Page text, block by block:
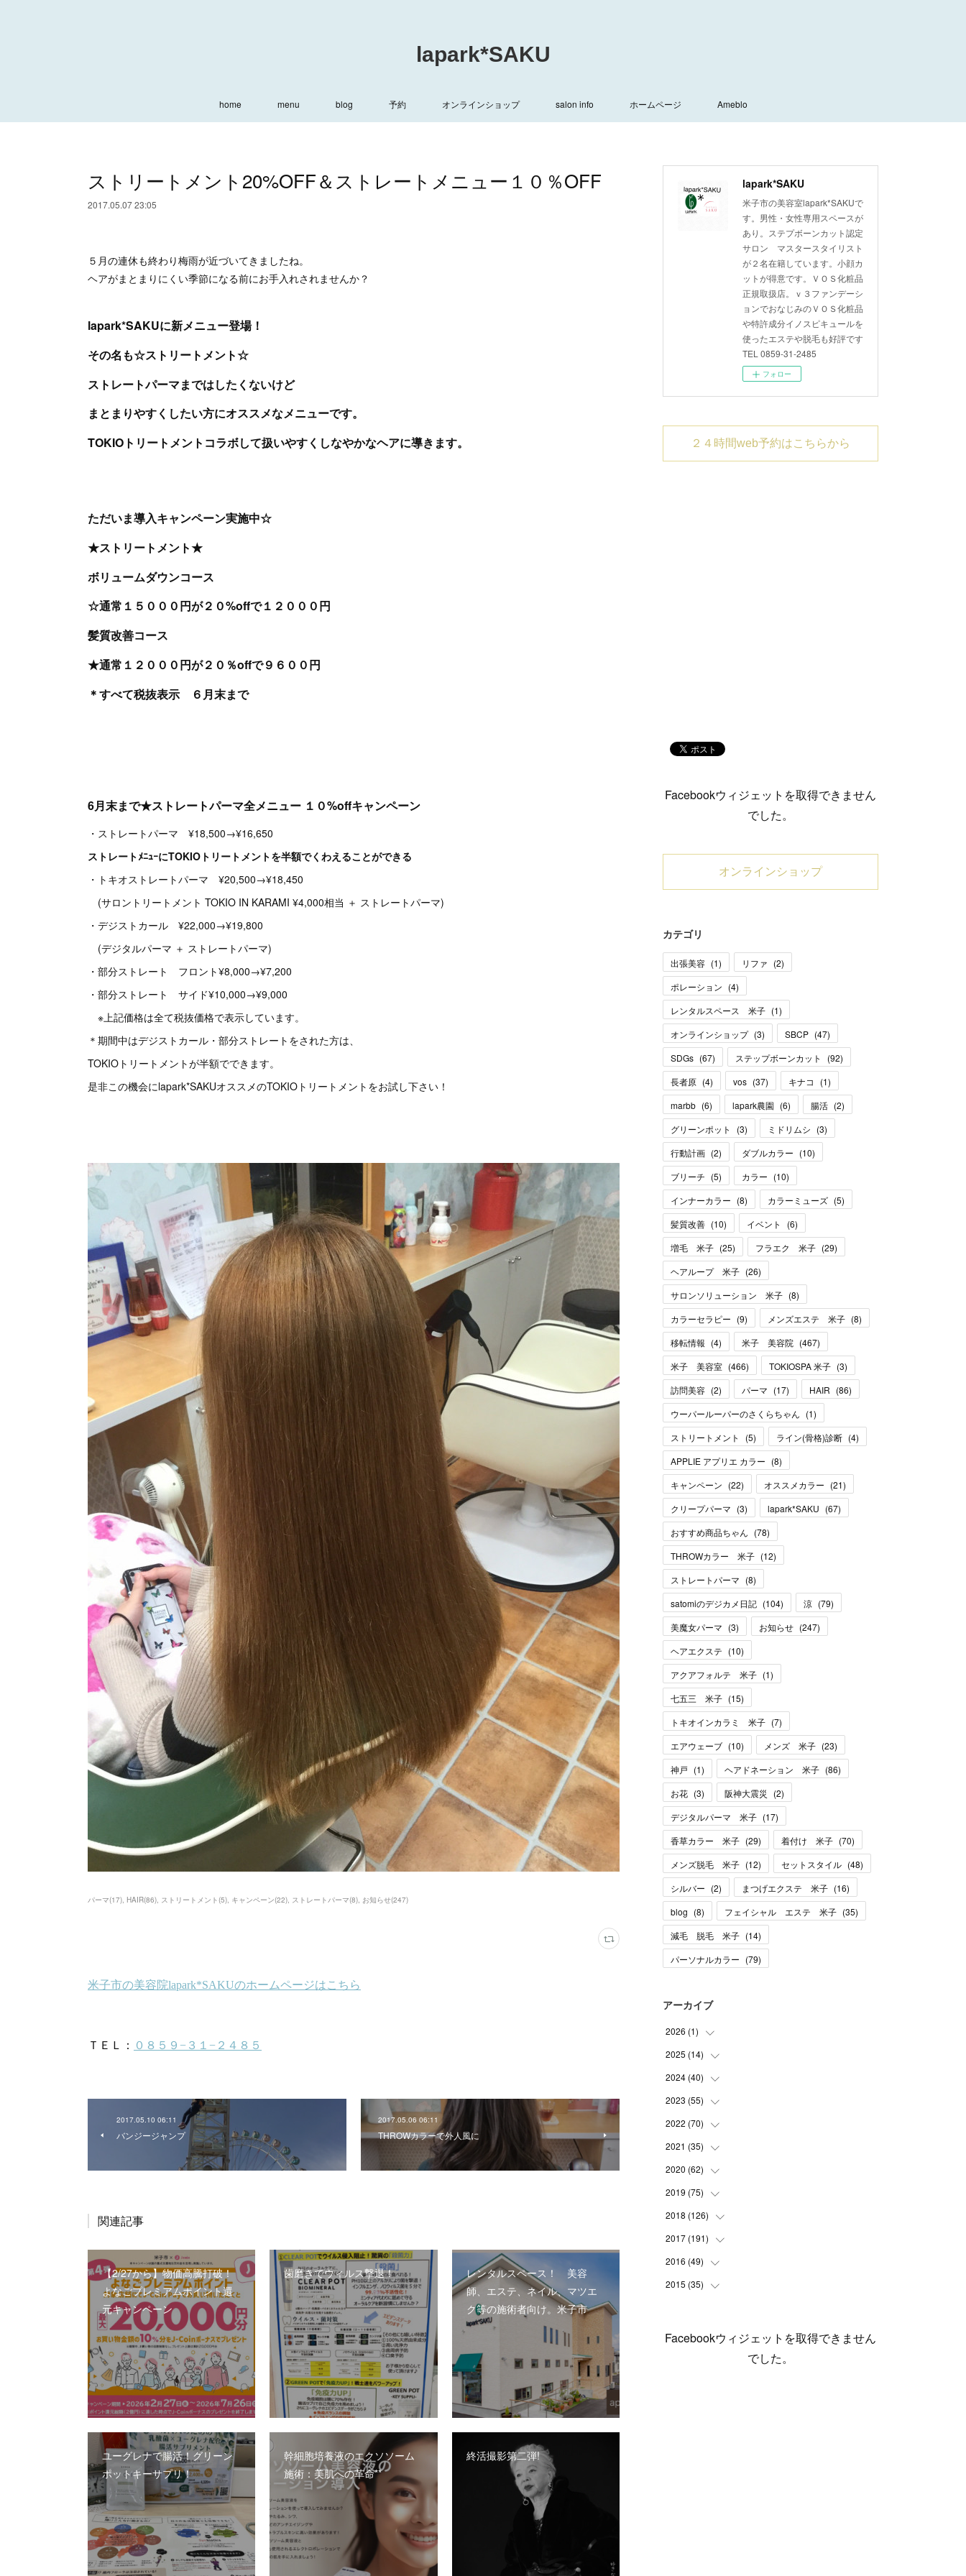
lapark*SAKU
home menu blog 予約 オンラインショップ salon info ホームページ Ameblo
ストリートメント20%OFF＆ストレートメニュー１０％OFF
2017.05.07 23:05
５月の連休も終わり梅雨が近づいてきましたね。
ヘアがまとまりにくい季節になる前にお手入れされませんか？
lapark*SAKUに新メニュー登場！
その名も☆ストリートメント☆
ストレートパーマまではしたくないけど
まとまりやすくしたい方にオススメなメニューです。
TOKIOトリートメントコラボして扱いやすくしなやかなヘアに導きます。
ただいま導入キャンペーン実施中☆
★ストリートメント★
ボリュームダウンコース
☆通常１５０００円が２０%offで１２０００円
髪質改善コース
★通常１２０００円が２０％offで９６００円
＊すべて税抜表示 ６月末まで
6月末まで★ストレートパーマ全メニュー １０%offキャンペーン
・ストレートパーマ ¥18,500→¥16,650
ストレートﾒﾆｭｰにTOKIOトリートメントを半額でくわえることができる
・トキオストレートパーマ ¥20,500→¥18,450
(サロントリートメント TOKIO IN KARAMI ¥4,000相当 ＋ ストレートパーマ)
・デジストカール ¥22,000→¥19,800
(デジタルパーマ ＋ ストレートパーマ)
・部分ストレート フロント¥8,000→¥7,200
・部分ストレート サイド¥10,000→¥9,000
※上記価格は全て税抜価格で表示しています。
＊期間中はデジストカール・部分ストレートをされた方は、
TOKIOトリートメントが半額でできます。
是非この機会にlapark*SAKUオススメのTOKIOトリートメントをお試し下さい！
パーマ(17) HAIR(86) ストリートメント(5) キャンペーン(22) ストレートパーマ(8) お知らせ(247)
2017.05.10 06:11
バンジージャンプ
2017.05.06 06:11
THROWカラーで外人風に
関連記事
【2/27から】物価高騰打破！
よなごプレミアムポイント還
元キャンペーン
歯磨きでウィルス撃退！
レンタルスペース！ 美容
師、エステ、ネイル、マツエ
ク等の施術者向け。米子市
ユーグレナで腸活！グリーン
ポットキーサプリ！
幹細胞培養液のエクソソーム
施術：美肌への革命**
終活撮影第二弾!
lapark*SAKU
米子市の美容室lapark*SAKUで
す。男性・女性専用スペースが
あり。ステプボーンカット認定
サロン マスタースタイリスト
が２名在籍しています。小顔カ
ットが得意です。ＶＯＳ化粧品
正規取扱店。ｖ３ファンデーシ
ョンでおなじみのＶＯＳ化粧品
や特許成分イノスピキュールを
使ったエステや脱毛も好評です
TEL 0859-31-2485
フォロー
２４時間web予約はこちらから
Facebookウィジェットを取得できません
でした。
オンラインショップ
カテゴリ
出張美容 (1) リファ (2)
ポレーション (4)
レンタルスペース 米子 (1)
オンラインショップ (3) SBCP (47)
SDGs (67) ステップボーンカット (92)
長者原 (4) vos (37) キナコ (1)
marbb (6) lapark農園 (6) 腸活 (2)
グリーンポット
(3) ミドリムシ (3)
行動計画 (2) ダブルカラー (10)
ブリーチ (5) カラー (10)
インナーカラー (8) カラーミューズ (5)
髪質改善 (10) イベント (6)
増毛 米子 (25) フラエク 米子 (29)
ヘアループ 米子 (26)
サロンソリューション 米子 (8)
カラーセラピー (9) メンズエステ 米子 (8)
移転情報 (4) 米子 美容院 (467)
米子 美容室 (466) TOKIOSPA 米子 (3)
訪問美容 (2) パーマ (17) HAIR (86)
ウーパールーパーのさくらちゃん (1)
ストリートメント
(5) ライン(骨格)診断 (4)
APPLIE アプリエ カラー (8)
キャンペーン (22) オススメカラー (21)
クリープパーマ (3) lapark*SAKU (67)
おすすめ商品ちゃん (78)
THROWカラー 米子 (12)
ストレートパーマ (8)
satomiのデジカメ日記 (104) 涼 (79)
美魔女パーマ (3) お知らせ (247)
ヘアエクステ (10)
アクアフォルテ 米子 (1)
七五三 米子 (15)
トキオインカラミ 米子 (7)
エアウェーブ (10) メンズ 米子 (23)
神戸 (1) ヘアドネーション 米子 (86)
お花 (3) 阪神大震災 (2)
デジタルパーマ 米子 (17)
香草カラー 米子 (29) 着付け 米子 (70)
メンズ脱毛 米子 (12) セットスタイル (48)
シルバー (2) まつげエクステ 米子 (16)
blog (8) フェイシャル エステ 米子 (35)
減毛 脱毛 米子 (14)
パーソナルカラー (79)
アーカイブ
2026 (1)
(1
2025 (14)
(10
)
(1
(1
(2
2024 (40)
(1
(1
(3
(2
(7
(4)
(3)
(5
2023 (55)
(2
(4
(3
(3
(6)
(4)
(6
(3
(5)
2022 (70)
(7
(11
)
(8
(1)
(3)
(1
(6
(9 )
2021 (35)
(5
(7
(5)
(3)
(3
(2
2020 (62)
(6
(9)
(7)
(4
(3
2019 (75)
(1)
(2)
(6
(7
2018 (126)
(6)
(12
)
(7
2017 (191)
(12
)
(11
)
2016 (49)
(2
2015 (35)
Facebookウィジェットを取得できません
でした。